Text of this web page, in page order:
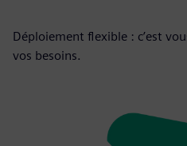
Déploiement flexible : c’est
vos besoins.